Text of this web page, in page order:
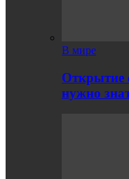
В мире
Открытие
нужно